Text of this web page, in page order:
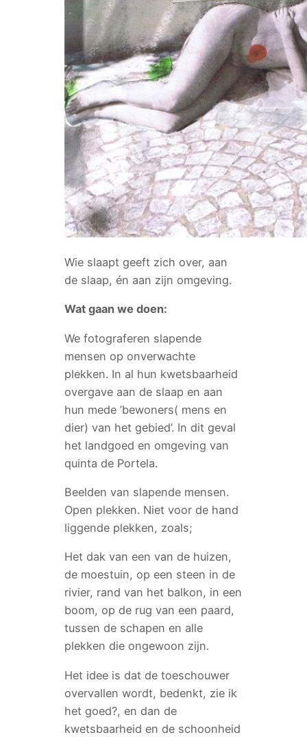
Wie slaapt geeft zich over, aan
de slaap, én aan zijn omgeving.
Wat gaan we doen:
We fotograferen slapende
mensen op onverwachte
plekken. In al hun kwetsbaarheid
overgave aan de slaap en aan
hun mede ’bewoners( mens en
dier) van het gebied’. In dit geval
het landgoed en omgeving van
quinta de Portela.
Beelden van slapende mensen.
Open plekken. Niet voor de hand
liggende plekken, zoals;
Het dak van een van de huizen,
de moestuin, op een steen in de
rivier, rand van het balkon, in een
boom, op de rug van een paard,
tussen de schapen en alle
plekken die ongewoon zijn.
Het idee is dat de toeschouwer
overvallen wordt, bedenkt, zie ik
het goed?, en dan de
kwetsbaarheid en de schoonheid